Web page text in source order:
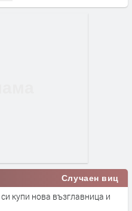
Случаен виц
купи нова възглавница и